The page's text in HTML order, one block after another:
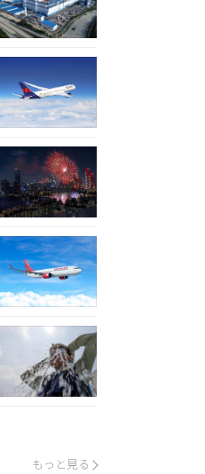
もっと見る